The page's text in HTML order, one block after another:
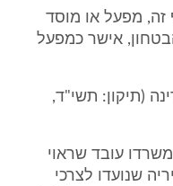
זה, מפעל או מוסד
אישר כמפעל
(תיקון: תשי"ד,
עובד שראוי
שנועדו לצרכי